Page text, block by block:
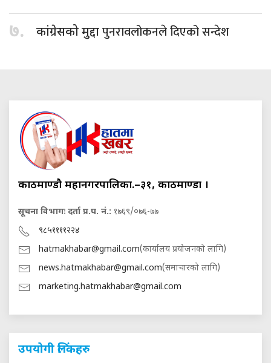
७. कांग्रेसको मुद्दापुनरावलोकनले दिएको सन्देश
काठमाण्डौ महानगरपालिका.–३१, काठमाण्डौं ।
सूचना विभागः दर्ता प्र.प. नं.: १७६९/०७६-७७
९८५११११२२४
hatmakhabar@gmail.com(कार्यालय प्रयोजनको लागि)
news.hatmakhabar@gmail.com(समाचारको लागि)
marketing.hatmakhabar@gmail.com
उपयोगी लिंकहरु